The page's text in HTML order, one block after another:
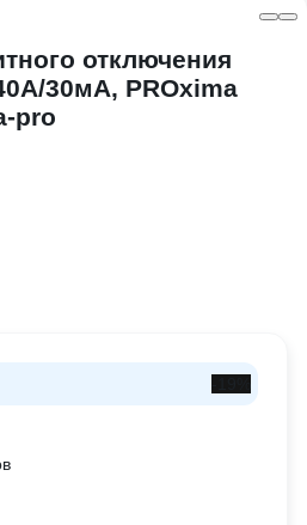
отключения
30мА, PROxima
pro